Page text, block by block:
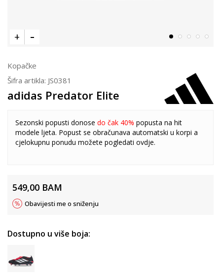
Kopačke
Šifra artikla: JS0381
adidas Predator Elite
Sezonski popusti donose do čak 40% popusta na hit
modele ljeta. Popust se obračunava automatski u korpi a
cjelokupnu ponudu možete pogledati ovdje.
549,00 BAM
Obavijesti me o sniženju
Dostupno u više boja: